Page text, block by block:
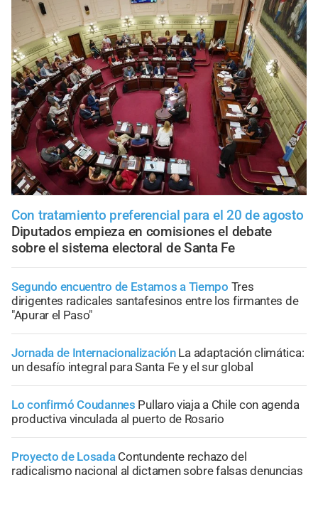
Con tratamiento preferencial para el 20 de agosto
Diputados empieza en comisiones el debate
sobre el sistema electoral de Santa Fe
Segundo encuentro de Estamos a Tiempo Tres
dirigentes radicales santafesinos entre los firmantes de
"Apurar el Paso"
Jornada de Internacionalización La adaptación climática:
un desafío integral para Santa Fe y el sur global
Lo confirmó Coudannes Pullaro viaja a Chile con agenda
productiva vinculada al puerto de Rosario
Proyecto de Losada Contundente rechazo del
radicalismo nacional al dictamen sobre falsas denuncias